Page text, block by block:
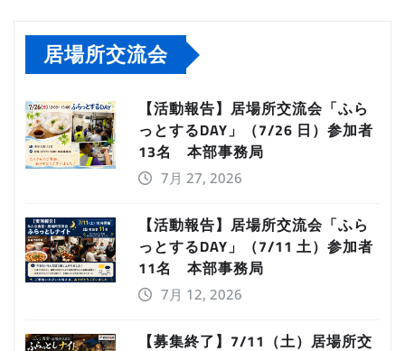
居場所交流会
【活動報告】居場所交流会「ふら
っとするDAY」（7/26 日）参加者
13名 本部事務局
7月 27, 2026
【活動報告】居場所交流会「ふら
っとするDAY」（7/11 土）参加者
11名 本部事務局
7月 12, 2026
【募集終了】7/11（土）居場所交